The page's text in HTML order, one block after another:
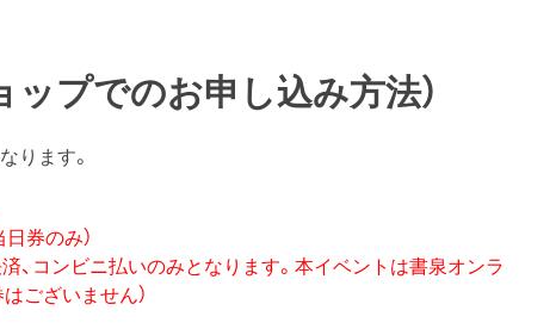
プでのお申し込み方法）
ります。
券のみ）
、コンビニ払いのみとなります。本イベントは書泉オンラ
ございません）